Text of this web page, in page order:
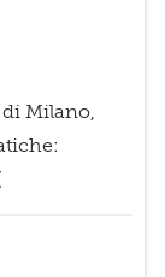
Milano